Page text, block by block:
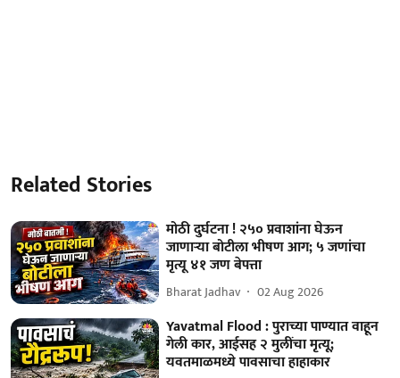
Related Stories
मोठी दुर्घटना ! २५० प्रवाशांना घेऊन
जाणाऱ्या बोटीला भीषण आग; ५ जणांचा
मृत्यू ४१ जण बेपत्ता
Bharat Jadhav 02 Aug 2026
Yavatmal Flood : पुराच्या पाण्यात वाहून
गेली कार, आईसह २ मुलींचा मृत्यू;
यवतमाळमध्ये पावसाचा हाहाकार